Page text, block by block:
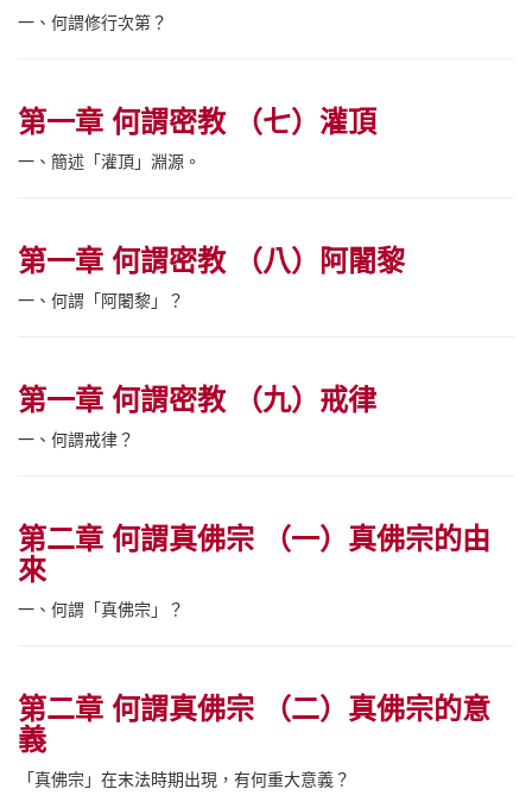
一、何謂修行次第？
第一章 何謂密教 （七）灌頂
一、簡述「灌頂」淵源。
第一章 何謂密教 （八）阿闍黎
一、何謂「阿闍黎」？
第一章 何謂密教 （九）戒律
一、何謂戒律？
第二章 何謂真佛宗 （一）真佛宗的由
來
一、何謂「真佛宗」？
第二章 何謂真佛宗 （二）真佛宗的意
義
「真佛宗」在末法時期出現，有何重大意義？